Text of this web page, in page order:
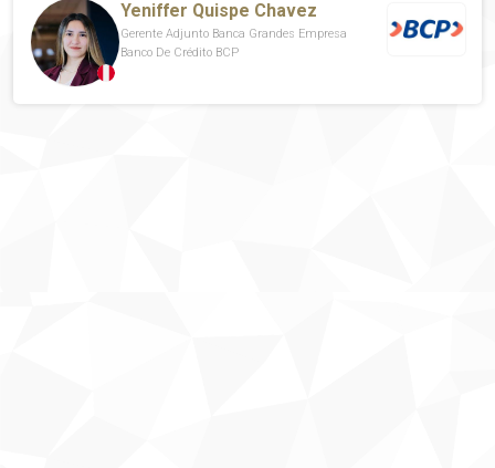
Yeniffer Quispe Chavez
Gerente Adjunto Banca Grandes Empresa
Banco De Crédito BCP